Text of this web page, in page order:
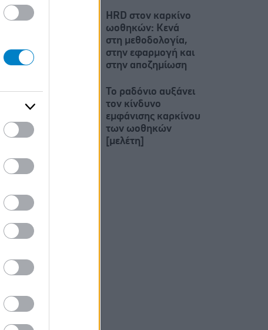
HRD στον καρκίνο
ωοθηκών: Κενά
στη μεθοδολογία,
στην εφαρμογή και
στην αποζημίωση
Το ραδόνιο αυξάνει
τον κίνδυνο
εμφάνισης καρκίνου
των ωοθηκών
[μελέτη]